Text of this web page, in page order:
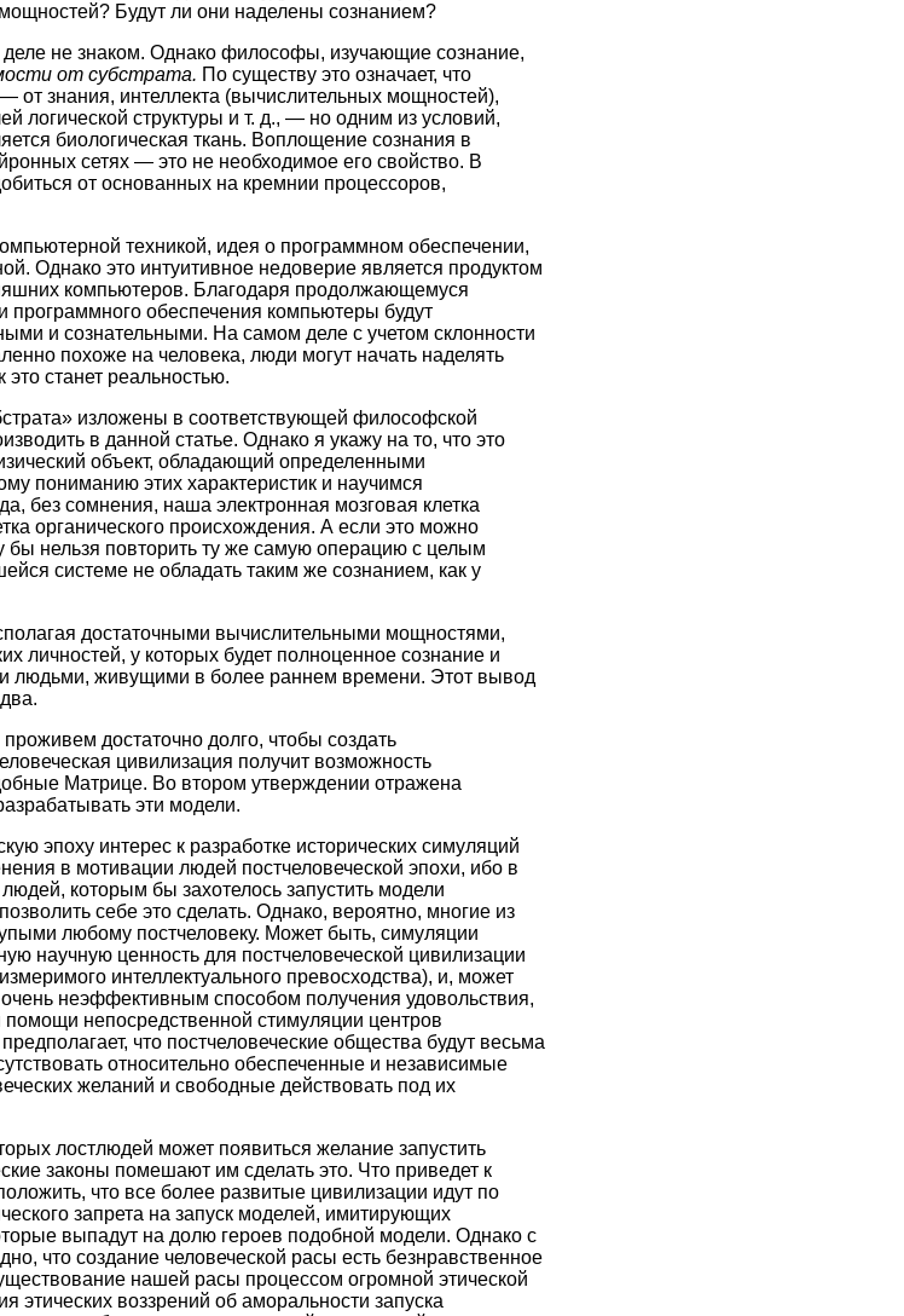
Будут ли они наделены сознанием?
не знаком. Однако философы, изучающие сознание,
от субстрата. По существу это означает, что
от знания, интеллекта (вычислительных мощностей),
логической структуры и т. д., — но одним из условий,
биологическая ткань. Воплощение сознания в
сетях — это не необходимое его свойство. В
от основанных на кремнии процессоров,
техникой, идея о программном обеспечении,
Однако это интуитивное недоверие является продуктом
компьютеров. Благодаря продолжающемуся
обеспечения компьютеры будут
и сознательными. На самом деле с учетом склонности
похоже на человека, люди могут начать наделять
станет реальностью.
изложены в соответствующей философской
в данной статье. Однако я укажу на то, что это
объект, обладающий определенными
пониманию этих характеристик и научимся
без сомнения, наша электронная мозговая клетка
органического происхождения. А если это можно
бы нельзя повторить ту же самую операцию с целым
системе не обладать таким же сознанием, как у
достаточными вычислительными мощностями,
личностей, у которых будет полноценное сознание и
людьми, живущими в более раннем времени. Этот вывод
достаточно долго, чтобы создать
цивилизация получит возможность
Матрице. Во втором утверждении отражена
эти модели.
эпоху интерес к разработке исторических симуляций
в мотивации людей постчеловеческой эпохи, ибо в
которым бы захотелось запустить модели
себе это сделать. Однако, вероятно, многие из
любому постчеловеку. Может быть, симуляции
научную ценность для постчеловеческой цивилизации
интеллектуального превосходства), и, может
неэффективным способом получения удовольствия,
непосредственной стимуляции центров
что постчеловеческие общества будут весьма
относительно обеспеченные и независимые
желаний и свободные действовать под их
лостлюдей может появиться желание запустить
законы помешают им сделать это. Что приведет к
что все более развитые цивилизации идут по
запрета на запуск моделей, имитирующих
выпадут на долю героев подобной модели. Однако с
что создание человеческой расы есть безнравственное
нашей расы процессом огромной этической
этических воззрений об аморальности запуска